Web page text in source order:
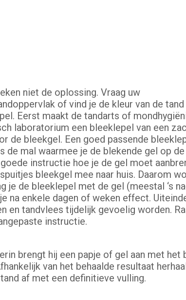
niet de oplossing. Vraag uw
of vind je de kleur van de
Eerst maakt de tandarts of
laboratorium een bleeklepel van een
de bleekgel. Een goed passende
mal waarmee je de blekende gel op de
instructie hoe je de gel moet
bleekgel mee naar huis. Daarom
je de bleeklepel met de gel (meestal ‘s
na enkele dagen of weken effect.
en tandvlees tijdelijk gevoelig worden.
instructie.
brengt hij een papje of gel aan met het
van het behaalde resultaat
af met een definitieve vulling.